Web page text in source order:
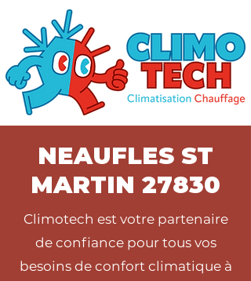
NEAUFLES ST
MARTIN 27830
Climotech est votre partenaire
de confiance pour tous vos
besoins de confort climatique à